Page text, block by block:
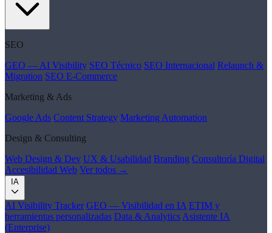
SEO
GEO — AI Visibility SEO Técnico SEO Internacional Relaunch &
Migration SEO E-Commerce
Marketing & Ads
Google Ads Content Strategy Marketing Automation
Design & Consulting
Web Design & Dev UX & Usabilidad Branding Consultoría Digital
Accesibilidad Web Ver todos →
IA
AI Visibility Tracker GEO — Visibilidad en IA ETIM y
herramientas personalizadas Data & Analytics Asistente IA
(Enterprise)